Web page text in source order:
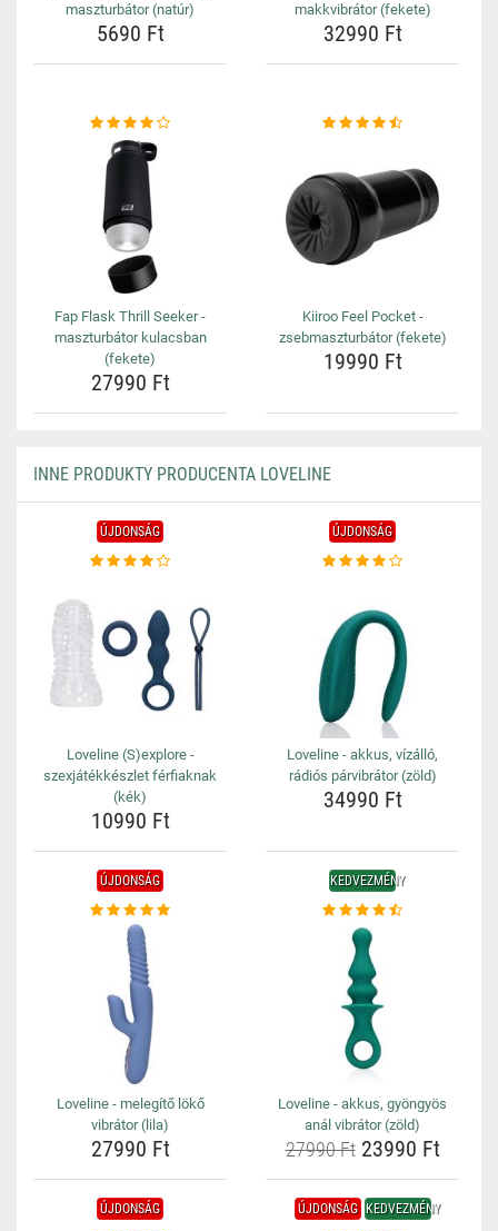
maszturbátor (natúr)
5690 Ft
makkvibrátor (fekete)
32990 Ft
Fap Flask Thrill Seeker -
maszturbátor kulacsban
(fekete)
27990 Ft
Kiiroo Feel Pocket -
zsebmaszturbátor (fekete)
19990 Ft
INNE PRODUKTY PRODUCENTA LOVELINE
ÚJDONSÁG
Loveline (S)explore -
szexjátékkészlet férfiaknak
(kék)
10990 Ft
ÚJDONSÁG
Loveline - akkus, vízálló,
rádiós párvibrátor (zöld)
34990 Ft
ÚJDONSÁG
Loveline - melegítő lökő
vibrátor (lila)
27990 Ft
KEDVEZMÉNY
Loveline - akkus, gyöngyös
anál vibrátor (zöld)
27990 Ft23990 Ft
ÚJDONSÁG ÚJDONSÁG KEDVEZMÉNY